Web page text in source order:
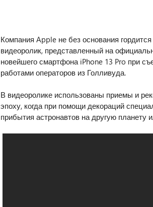
Компания Apple не без основания
видеоролик, представленный на
новейшего смартфона iPhone 13 Pro при
работами операторов из Голливуда.
В видеоролике использованы приемы и
эпоху, когда при помощи декораций
прибытия астронавтов на другую планету